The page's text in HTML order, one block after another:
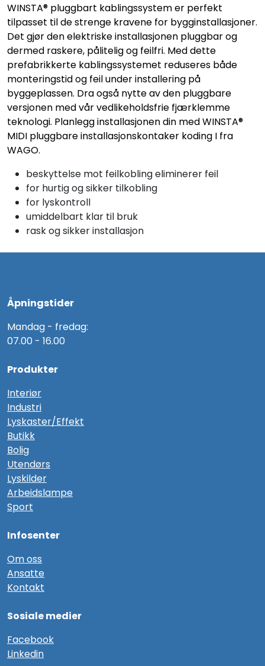
WINSTA® pluggbart kablingssystem er perfekt
tilpasset til de strenge kravene for bygginstallasjoner.
Det gjør den elektriske installasjonen pluggbar og
dermed raskere, pålitelig og feilfri. Med dette
prefabrikkerte kablingssystemet reduseres både
monteringstid og feil under installering på
byggeplassen. Dra også nytte av den pluggbare
versjonen med vår vedlikeholdsfrie fjærklemme
teknologi. Planlegg installasjonen din med WINSTA®
MIDI pluggbare installasjonskontaker koding I fra
WAGO.
beskyttelse mot feilkobling eliminerer feil
for hurtig og sikker tilkobling
for lyskontroll
umiddelbart klar til bruk
rask og sikker installasjon
Åpningstider
Mandag - fredag:
07.00 - 16.00
Produkter
Interiør
Industri
Lyskaster/Effekt
Butikk
Bolig
Utendørs
Lyskilder
Arbeidslampe
Sport
Infosenter
Om oss
Ansatte
Kontakt
Sosiale medier
Facebook
Linkedin